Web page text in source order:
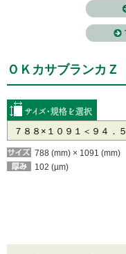
ＯＫカサブランカＺ
788 (mm) × 1091 (mm)
102 (µm)